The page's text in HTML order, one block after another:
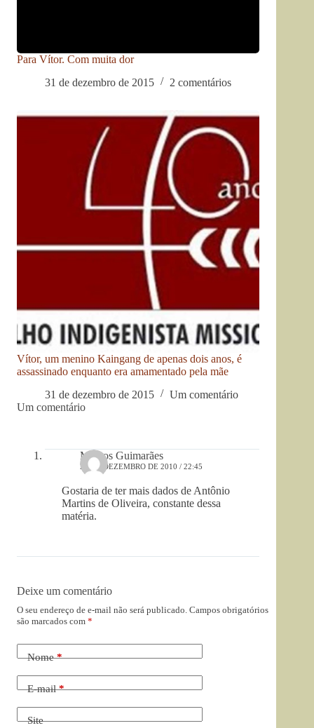
Para Vítor. Com muita dor
31 de dezembro de 2015
2 comentários
Vítor, um menino Kaingang de apenas dois anos, é
assassinado enquanto era amamentado pela mãe
31 de dezembro de 2015
Um comentário
Um comentário
Marcos Guimarães
28 DE DEZEMBRO DE 2010 / 22:45
Gostaria de ter mais dados de Antônio
Martins de Oliveira, constante dessa
matéria.
Deixe um comentário
O seu endereço de e-mail não será publicado. Campos obrigatórios
são marcados com *
Nome*
E-mail*
Site